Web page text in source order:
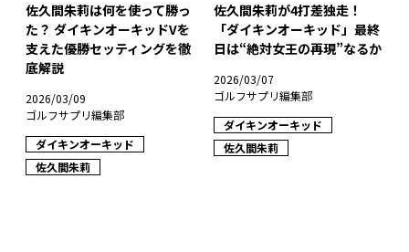
佐久間朱莉は何を使って勝っ
た？ ダイキンオーキッドVを
支えた優勝セッティングを徹
底解説
2026/03/09
ゴルフサプリ編集部
ダイキンオーキッド
佐久間朱莉
佐久間朱莉が4打差独走！
「ダイキンオーキッド」最終
日は“絶対女王の再現”なるか
2026/03/07
ゴルフサプリ編集部
ダイキンオーキッド
佐久間朱莉